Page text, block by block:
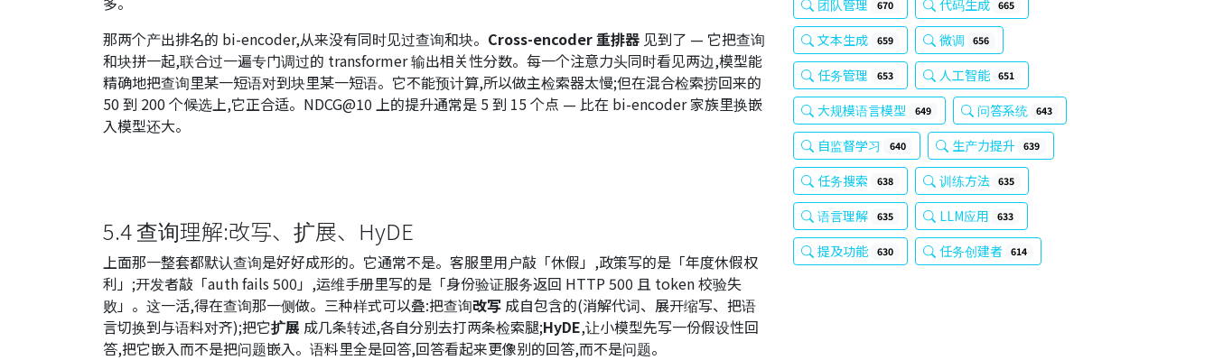
那两个产出排名的 bi-encoder,从来没有同时见过查询和块。 Cross-encoder 重排器 见到了 — 它把查询
和块拼一起,联合过一遍专门调过的 transformer 输出相关性分数。每一个注意力头同时看见两边,模型能
精确地把查询里某一短语对到块里某一短语。它不能预计算,所以做主检索器太慢;但在混合检索捞回来的
50 到 200 个候选上,它正合适。NDCG@10 上的提升通常是 5 到 15 个点 — 比在 bi-encoder 家族里换嵌
入模型还大。
5.4 查询理解:改写、扩展、HyDE
上面那一整套都默认查询是好好成形的。它通常不是。客服里用户敲「休假」,政策写的是「年度休假权
利」;开发者敲「auth fails 500」,运维手册里写的是「身份验证服务返回 HTTP 500 且 token 校验失
败」。这一活,得在查询那一侧做。三种样式可以叠:把查询改写 成自包含的(消解代词、展开缩写、把语
言切换到与语料对齐);把它扩展 成几条转述,各自分别去打两条检索腿;HyDE,让小模型先写一份假设性回
答,把它嵌入而不是把问题嵌入。语料里全是回答,回答看起来更像别的回答,而不是问题。
团队管理 670 代码生成 665
文本生成 659 微调 656
任务管理 653 人工智能 651
大规模语言模型 649 问答系统 643
自监督学习 640 生产力提升 639
任务搜索 638 训练方法 635
语言理解 635 LLM应用 633
提及功能 630 任务创建者 614